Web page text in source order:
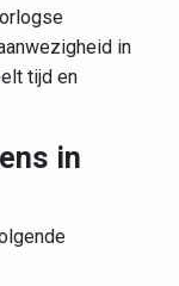
in
tijd en
in